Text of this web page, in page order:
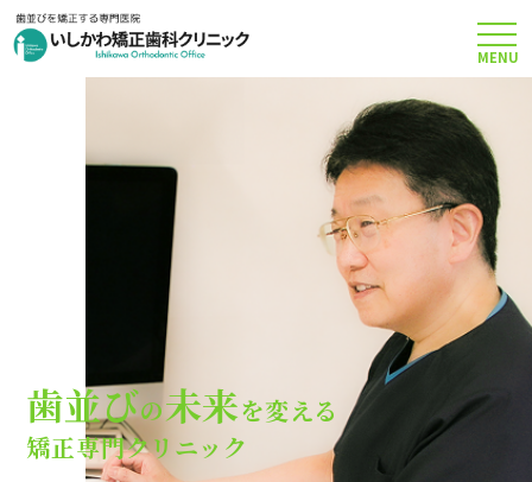
矯正治療について
当院のこだわり
費用について
クリニック案内
MENU
歯並びの未来を変える
矯正専門クリニック